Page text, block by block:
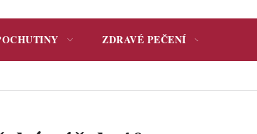
ZDRAVÉ PEČENÍ